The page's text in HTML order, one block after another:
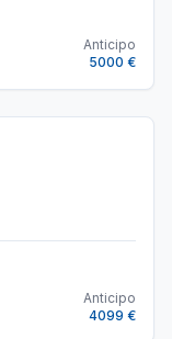
Anticipo
5000 €
Anticipo
4099 €